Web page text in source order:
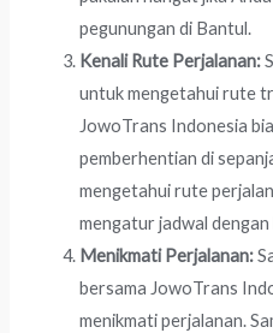
pegunungan di Bantul.
Kenali Rute Perjalanan:
untuk mengetahui rute
JowoTrans Indonesia
pemberhentian di
mengetahui rute
mengatur jadwal dengan
Menikmati Perjalanan:
bersama JowoTrans
menikmati perjalanan.